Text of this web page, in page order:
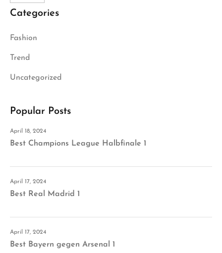
Categories
Fashion
Trend
Uncategorized
Popular Posts
April 18, 2024
Best Champions League Halbfinale 1
April 17, 2024
Best Real Madrid 1
April 17, 2024
Best Bayern gegen Arsenal 1